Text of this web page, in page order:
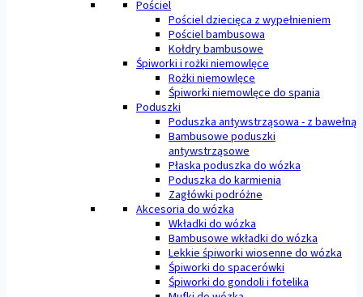
Pościel
Pościel dziecięca z wypełnieniem
Pościel bambusowa
Kołdry bambusowe
Śpiworki i rożki niemowlęce
Rożki niemowlęce
Śpiworki niemowlęce do spania
Poduszki
Poduszka antywstrząsowa - z bawełną
Bambusowe poduszki
antywstrząsowe
Płaska poduszka do wózka
Poduszka do karmienia
Zagłówki podróżne
Akcesoria do wózka
Wkładki do wózka
Bambusowe wkładki do wózka
Lekkie śpiworki wiosenne do wózka
Śpiworki do spacerówki
Śpiworki do gondoli i fotelika